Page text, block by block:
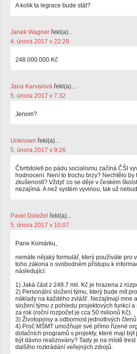
A kolik ta legrace bude stát?
Janek Wagner řekl(a)...
4. února 2017 v 22:29
248.000.000 Kč
Jana Karvaiová řekl(a)...
5. února 2017 v 7:32
Jenom?
Unknown řekl(a)...
5. února 2017 v 9:26
Čtvrtstoletí po pádu socialismu začíná ČŠI
hodnocení. Není to trochu brzy? Nechtělo
zkušeností? Vždyť co se děje v českém
nezajímá. A než systém vyvinou, tak už
Pavel Doležel řekl(a)...
5. února 2017 v 10:07
Pane Komárku,
nemáte nějaký formulář, který používáte pro
toho zákona o svobodném přístupu k
následující:
1) Jaká část z 248.7 mil. Kč je hrazena z
2) Personální složení týmu, který bude mít
náklady na každého zvlášť. Nezajímají mne
složení týmu z pohledu projektových funkcí
za rok (roční rozpočet je cca 50 milionů Kč).
3) Životopoisy a odbornost jednotlivých
4) Proč MŠMT umožňuje své přímo řízené
dotačních programů s projekty, které mají
být dávno realizovány? Tady je na místě
dalšího rozkrádání veřejných zdrojů.